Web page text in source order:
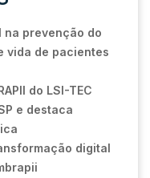
na prevenção do
vida de pacientes
do LSI-TEC
e destaca
digital